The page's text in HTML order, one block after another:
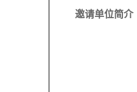
邀请单位简介